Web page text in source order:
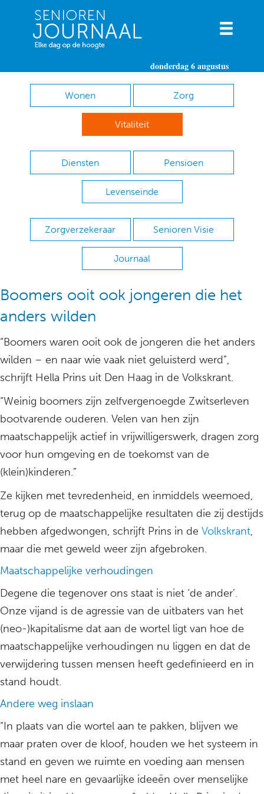
donderdag 6 augustus
Wonen Zorg
Vitaliteit
Diensten Pensioen
Levenseinde
Zorgverzekeraar Senioren Visie
Journaal
Boomers ooit ook jongeren die het
anders wilden
“Boomers waren ooit ook de jongeren die het anders
wilden – en naar wie vaak niet geluisterd werd”,
schrijft Hella Prins uit Den Haag in de Volkskrant.
“Weinig boomers zijn zelfvergenoegde Zwitserleven
bootvarende ouderen. Velen van hen zijn
maatschappelijk actief in vrijwilligerswerk, dragen zorg
voor hun omgeving en de toekomst van de
(klein)kinderen.”
Ze kijken met tevredenheid, en inmiddels weemoed,
terug op de maatschappelijke resultaten die zij destijds
hebben afgedwongen, schrijft Prins in de Volkskrant,
maar die met geweld weer zijn afgebroken.
Maatschappelijke verhoudingen
Degene die tegenover ons staat is niet ‘de ander’.
Onze vijand is de agressie van de uitbaters van het
(neo-)kapitalisme dat aan de wortel ligt van hoe de
maatschappelijke verhoudingen nu liggen en dat de
verwijdering tussen mensen heeft gedefinieerd en in
stand houdt.
Andere weg inslaan
“In plaats van die wortel aan te pakken, blijven we
maar praten over de kloof, houden we het systeem in
stand en geven we ruimte en voeding aan mensen
met heel nare en gevaarlijke ideeën over menselijke